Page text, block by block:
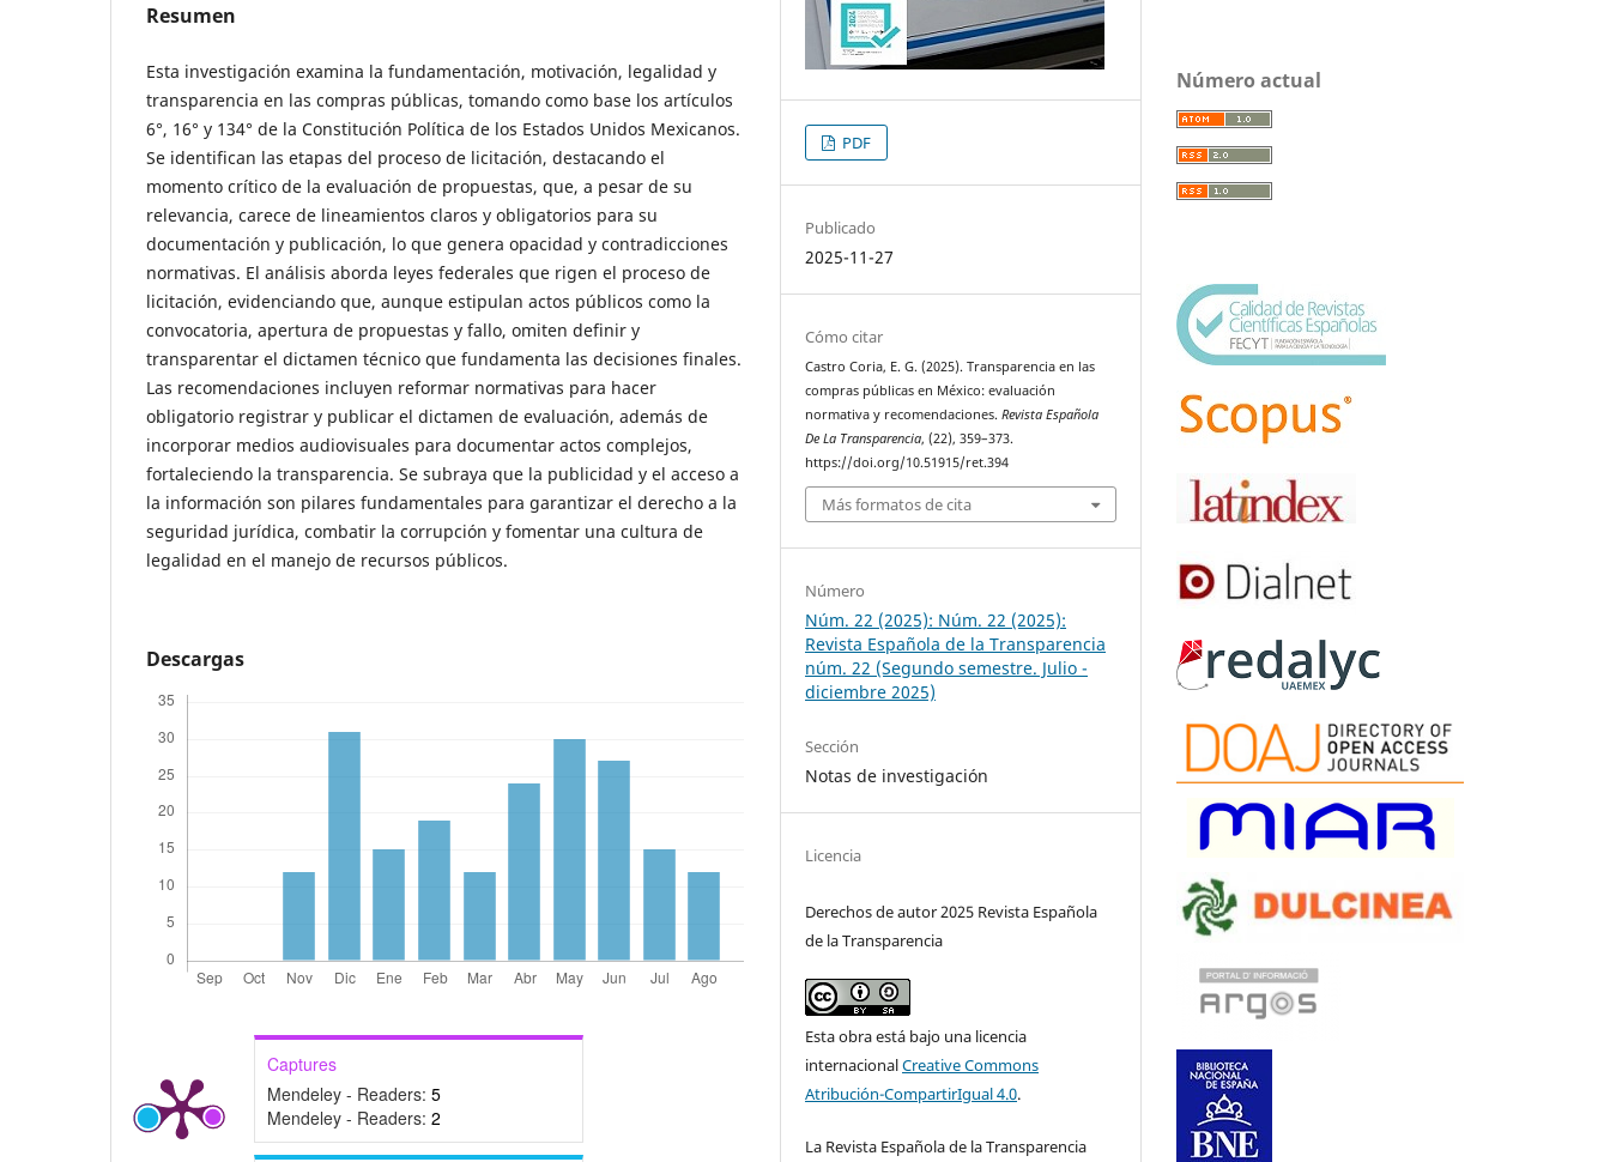
Resumen
Esta investigación examina la fundamentación, motivación, legalidad y
transparencia en las compras públicas, tomando como base los artículos
6°, 16° y 134° de la Constitución Política de los Estados Unidos Mexicanos.
Se identifican las etapas del proceso de licitación, destacando el
momento crítico de la evaluación de propuestas, que, a pesar de su
relevancia, carece de lineamientos claros y obligatorios para su
documentación y publicación, lo que genera opacidad y contradicciones
normativas. El análisis aborda leyes federales que rigen el proceso de
licitación, evidenciando que, aunque estipulan actos públicos como la
convocatoria, apertura de propuestas y fallo, omiten definir y
transparentar el dictamen técnico que fundamenta las decisiones finales.
Las recomendaciones incluyen reformar normativas para hacer
obligatorio registrar y publicar el dictamen de evaluación, además de
incorporar medios audiovisuales para documentar actos complejos,
fortaleciendo la transparencia. Se subraya que la publicidad y el acceso a
la información son pilares fundamentales para garantizar el derecho a la
seguridad jurídica, combatir la corrupción y fomentar una cultura de
legalidad en el manejo de recursos públicos.
Descargas
Captures
Mendeley - Readers: 5
Mendeley - Readers: 2
PDF
Publicado
2025-11-27
Cómo citar
Castro Coria, E. G. (2025). Transparencia en las
compras públicas en México: evaluación
normativa y recomendaciones.Revista Española
De La Transparencia, (22), 359–373.
https://doi.org/10.51915/ret.394
Más formatos de cita
Número
Núm. 22 (2025): Núm. 22 (2025):
Revista Española de la Transparencia
núm. 22 (Segundo semestre. Julio -
diciembre 2025)
Sección
Notas de investigación
Licencia
Derechos de autor 2025 Revista Española
de la Transparencia
Esta obra está bajo una licencia
internacionalCreative Commons
Atribución-CompartirIgual 4.0.
La Revista Española de la Transparencia
Número actual